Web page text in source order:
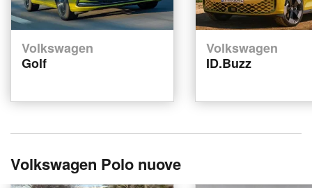
Volkswagen
Golf
Volkswagen
ID.Buzz
Volkswagen Polo nuove